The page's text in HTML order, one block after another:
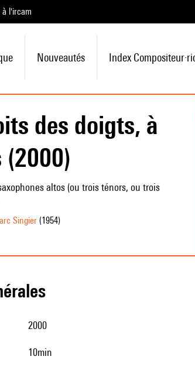
à l'ircam
Nouveautés Index
des doigts, à
altos (ou trois ténors, ou trois
Singier(1954)
2000
10min